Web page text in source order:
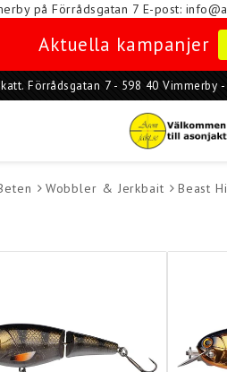
på Förrådsgatan 7 E-post:
Aktuella kampanjer
Förrådsgatan 7 - 598 40 Vimmerby
Wobbler & Jerkbait Beast